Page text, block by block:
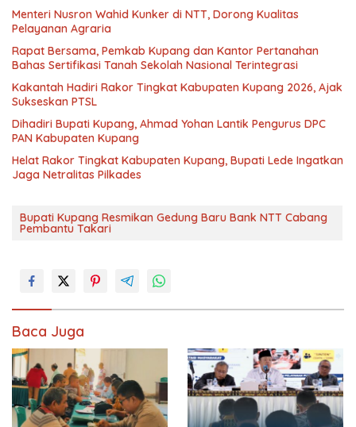
Menteri Nusron Wahid Kunker di NTT, Dorong Kualitas
Pelayanan Agraria
Rapat Bersama, Pemkab Kupang dan Kantor Pertanahan
Bahas Sertifikasi Tanah Sekolah Nasional Terintegrasi
Kakantah Hadiri Rakor Tingkat Kabupaten Kupang 2026, Ajak
Sukseskan PTSL
Dihadiri Bupati Kupang, Ahmad Yohan Lantik Pengurus DPC
PAN Kabupaten Kupang
Helat Rakor Tingkat Kabupaten Kupang, Bupati Lede Ingatkan
Jaga Netralitas Pilkades
Bupati Kupang Resmikan Gedung Baru Bank NTT Cabang
Pembantu Takari
Baca Juga